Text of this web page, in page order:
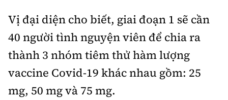
Câu chuyện giao thông
Giải trí - Thể thao
Giấy phép số: 03/GP-BVHTTDL, cấp ngày 1/4/2025.
Tòa soạn: Số 2 Nguyễn Công Hoan, phường Giảng Võ,
Hà Nội.
Tổng biên tập: Nguyễn Thị Hồng Nga
Vị đại diện cho biết, giai đoạn 1 sẽ cần
40 người tình nguyện viên để chia ra
thành 3 nhóm tiêm thử hàm lượng
vaccine Covid-19 khác nhau gồm: 25
mg, 50 mg và 75 mg.